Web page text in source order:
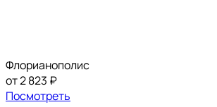
Флорианополис
от 2 823 ₽
Посмотреть